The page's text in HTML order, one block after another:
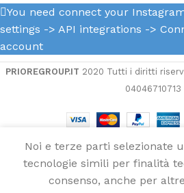
You need connect your
settings -> API integrations ->
account
PRIOREGROUP.IT 2020 Tutti i diritti
04046710713
Noi e terze parti selezionate
tecnologie simili per finalità
consenso, anche per
Candela
champion 5,00€
1
disponibili
CompareCart